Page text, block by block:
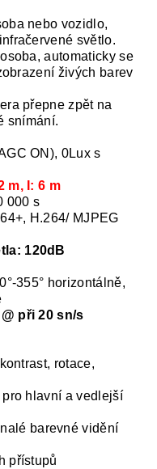
nebo vozidlo,
světlo.
automaticky se
živých barev
přepne zpět na
snímání.
ON), 0Lux s
m, I: 6 m
000 s
H.264/ MJPEG
120dB
355° horizontálně,
při 20 sn/s
rotace,
hlavní a vedlejší
barevné vidění
přístupů